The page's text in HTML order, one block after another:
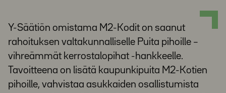
Y-Säätiön omistama M2-Kodit on saanut
rahoituksen valtakunnalliselle Puita pihoille –
vihreämmät kerrostalopihat -hankkeelle.
Tavoitteena on lisätä kaupunkipuita M2-Kotien
pihoille, vahvistaa asukkaiden osallistumista